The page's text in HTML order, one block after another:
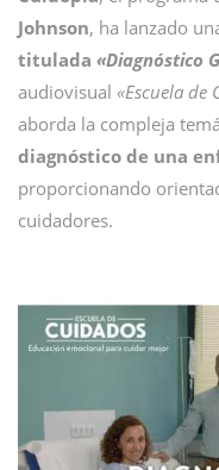
Johnson, ha lanzado
titulada «Diagnóstico
audiovisual «Escuela de
aborda la compleja
diagnóstico de una
proporcionando
cuidadores.